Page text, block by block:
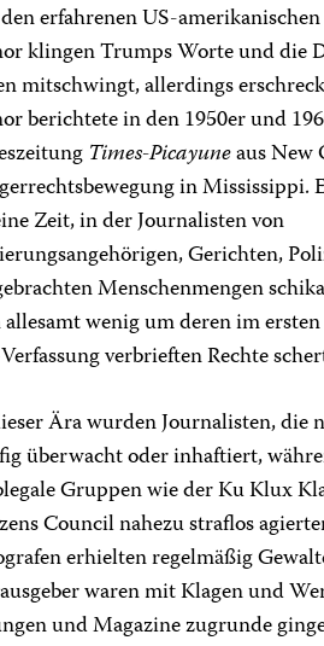
erfahrenen US-
klingen Trumps Worte und die
mitschwingt, allerdings
berichtete in den 1950er und
Times-Picayuneaus New
in Mississippi.
Zeit, in der Journalisten von
Gerichten,
Menschenmengen
wenig um deren im
verbrieften Rechte
Ära wurden Journalisten, die
überwacht oder inhaftiert,
Gruppen wie der Ku Klux
Council nahezu straflos
erhielten regelmäßig
waren mit Klagen und
und Magazine zugrunde